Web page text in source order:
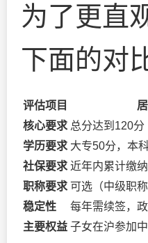
为了更直
下面的对
评估项目
核心要求 总分达到120分
学历要求 大专50分，本
社保要求 近年内累计缴
职称要求 可选（中级职称
稳定性
每年需续签，
主要权益 子女在沪参加